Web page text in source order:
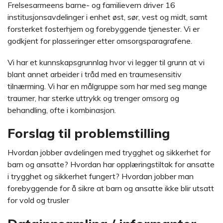
Frelsesarmeens barne- og familievern driver 16
institusjonsavdelinger i enhet øst, sør, vest og midt, samt
forsterket fosterhjem og forebyggende tjenester. Vi er
godkjent for plasseringer etter omsorgsparagrafene.
Vi har et kunnskapsgrunnlag hvor vi legger til grunn at vi
blant annet arbeider i tråd med en traumesensitiv
tilnærming. Vi har en målgruppe som har med seg mange
traumer, har sterke uttrykk og trenger omsorg og
behandling, ofte i kombinasjon.
Forslag til problemstilling
Hvordan jobber avdelingen med trygghet og sikkerhet for
barn og ansatte? Hvordan har opplæringstiltak for ansatte
i trygghet og sikkerhet fungert? Hvordan jobber man
forebyggende for å sikre at barn og ansatte ikke blir utsatt
for vold og trusler